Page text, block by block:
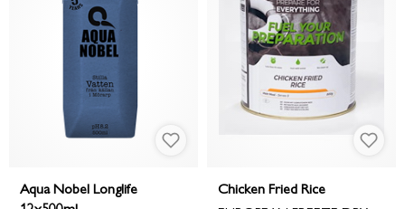
Aqua Nobel Longlife
Chicken Fried Rice